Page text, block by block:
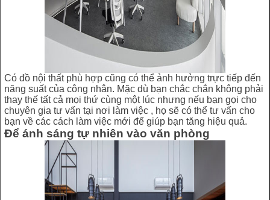
Có đồ nội thất phù hợp cũng có thể ảnh hưởng trực tiếp đến
năng suất của công nhân. Mặc dù bạn chắc chắn không phải
thay thế tất cả mọi thứ cùng một lúc nhưng nếu bạn gọi cho
chuyên gia tư vấn tại nơi làm việc , họ sẽ có thể tư vấn cho
bạn về các cách làm việc mới để giúp bạn tăng hiệu quả.
Để ánh sáng tự nhiên vào văn phòng